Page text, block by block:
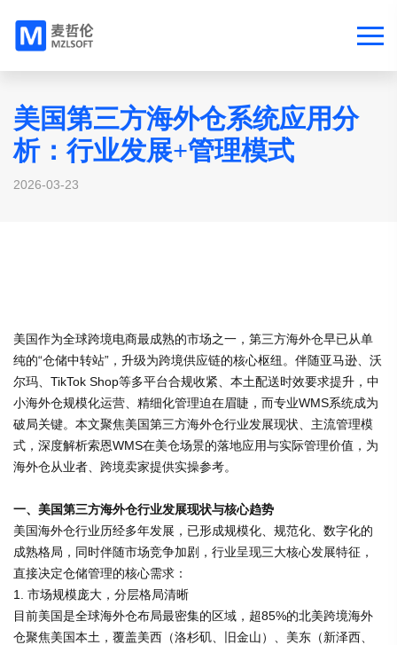
美国第三方海外仓系统应用分
析：行业发展+管理模式
2026-03-23
美国作为全球跨境电商最成熟的市场之一，第三方海外仓早已从单
纯的“仓储中转站”，升级为跨境供应链的核心枢纽。伴随亚马逊、沃
尔玛、TikTok Shop等多平台合规收紧、本土配送时效要求提升，中
小海外仓规模化运营、精细化管理迫在眉睫，而专业WMS系统成为
破局关键。本文聚焦美国第三方海外仓行业发展现状、主流管理模
式，深度解析索恩WMS在美仓场景的落地应用与实际管理价值，为
海外仓从业者、跨境卖家提供实操参考。
一、美国第三方海外仓行业发展现状与核心趋势
美国海外仓行业历经多年发展，已形成规模化、规范化、数字化的
成熟格局，同时伴随市场竞争加剧，行业呈现三大核心发展特征，
直接决定仓储管理的核心需求：
1. 市场规模庞大，分层格局清晰
目前美国是全球海外仓布局最密集的区域，超85%的北美跨境海外
仓聚焦美国本土，覆盖美西（洛杉矶、旧金山）、美东（新泽西、